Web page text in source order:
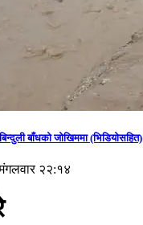
बाँधको जोखिममा (भिडियाेसहित)
२२:१४